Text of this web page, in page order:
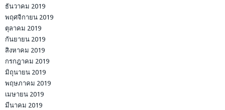
ธันวาคม 2019
พฤศจิกายน 2019
ตุลาคม 2019
กันยายน 2019
สิงหาคม 2019
กรกฎาคม 2019
มิถุนายน 2019
พฤษภาคม 2019
เมษายน 2019
มีนาคม 2019